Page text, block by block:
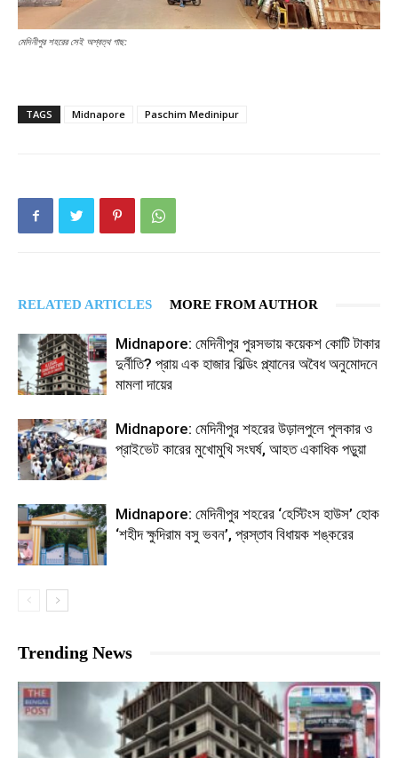
মেদিনীপুর শহরের সেই অশ্বত্থ গাছ:
TAGS Midnapore Paschim Medinipur
RELATED ARTICLES MORE FROM AUTHOR
Midnapore: মেদিনীপুর পুরসভায় কয়েকশ কোটি টাকার
দুর্নীতি? প্রায় এক হাজার বিল্ডিং প্ল্যানের অবৈধ অনুমোদনে
মামলা দায়ের
Midnapore: মেদিনীপুর শহরের উড়ালপুলে পুলকার ও
প্রাইভেট কারের মুখোমুখি সংঘর্ষ, আহত একাধিক পড়ুয়া
Midnapore: মেদিনীপুর শহরের ‘হেস্টিংস হাউস’ হোক
‘শহীদ ক্ষুদিরাম বসু ভবন’, প্রস্তাব বিধায়ক শঙ্করের
Trending News